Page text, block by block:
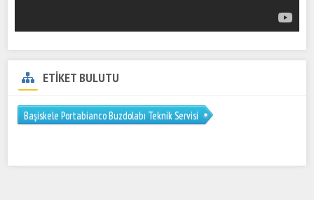
ETİKET BULUTU
Başiskele Portabianco Buzdolabı Teknik Servisi